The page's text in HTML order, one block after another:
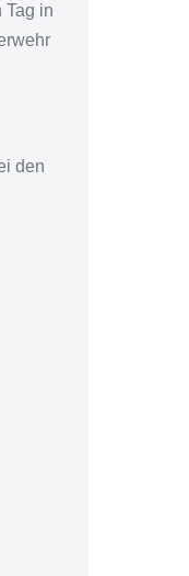
Tag in
den